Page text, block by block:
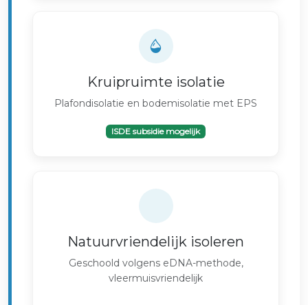
Kruipruimte isolatie
Plafondisolatie en bodemisolatie met EPS
ISDE subsidie mogelijk
Natuurvriendelijk isoleren
Geschoold volgens eDNA-methode,
vleermuisvriendelijk